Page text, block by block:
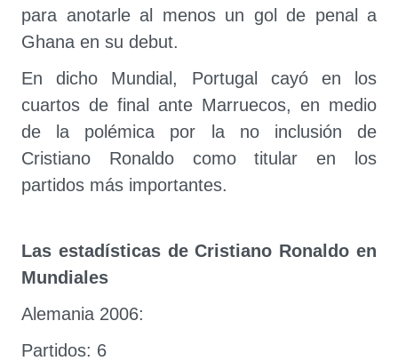
para anotarle al menos un gol de penal a
Ghana en su debut.
En dicho Mundial, Portugal cayó en los
cuartos de final ante Marruecos, en medio
de la polémica por la no inclusión de
Cristiano Ronaldo como titular en los
partidos más importantes.
Las estadísticas de Cristiano Ronaldo en
Mundiales
Alemania 2006:
Partidos: 6